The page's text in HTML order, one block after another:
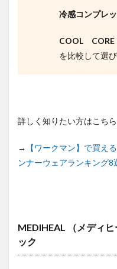
冷感コンプレ
COOL CORE
を比較して選び
詳しく知りたい方はこち
→
【ワークマン】で買え
ンナーウェアランキング8
MEDIHEAL （メディ
ック